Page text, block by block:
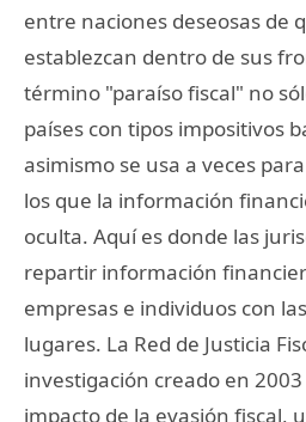
entre naciones deseosas de
establezcan dentro de sus
término "paraíso fiscal" no
países con tipos impositivos
asimismo se usa a veces
los que la información
oculta. Aquí es donde las
repartir información
empresas e individuos con
lugares. La Red de Justicia
investigación creado en
impacto de la evasión fiscal,